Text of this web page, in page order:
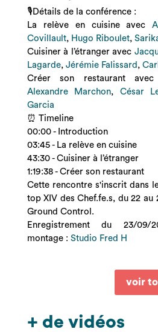
🎙️Détails de la conférence :
La relève en cuisine avec
Covillault, Hugo Riboulet,
Cuisiner à l’étranger avec
Lagarde, Jérémie Falissard ,
Créer son restaurant
Alexandre Marchon, César
Garcia
⏰ Timeline
00:00 - Introduction
03:45 - La relève en cuisine
43:30 - Cuisiner à l’étranger
1:19:38 - Créer son restaurant
Cette rencontre s'inscrit dans
top XIV des Chef.fe.s, du 22 au
Ground Control.
Enregistrement du 23/09/
montage : Studio Fred H
voir
+ de vidéos